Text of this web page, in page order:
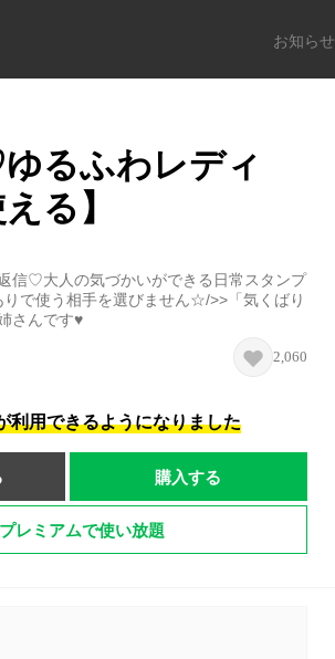
お知らせ
るふわレディ
る】
信♡大人の気づかいができる日常スタンプ
で使う相手を選びません☆/>>「気くばり
さんです♥
2,060
利用できるようになりました
購入する
レミアムで使い放題